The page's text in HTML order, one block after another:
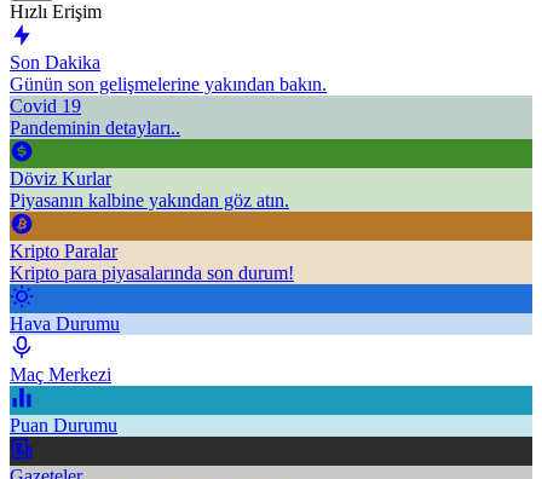
Hızlı Erişim
Son Dakika
Günün son gelişmelerine yakından bakın.
Covid 19
Pandeminin detayları..
Döviz Kurlar
Piyasanın kalbine yakından göz atın.
Kripto Paralar
Kripto para piyasalarında son durum!
Hava Durumu
Maç Merkezi
Puan Durumu